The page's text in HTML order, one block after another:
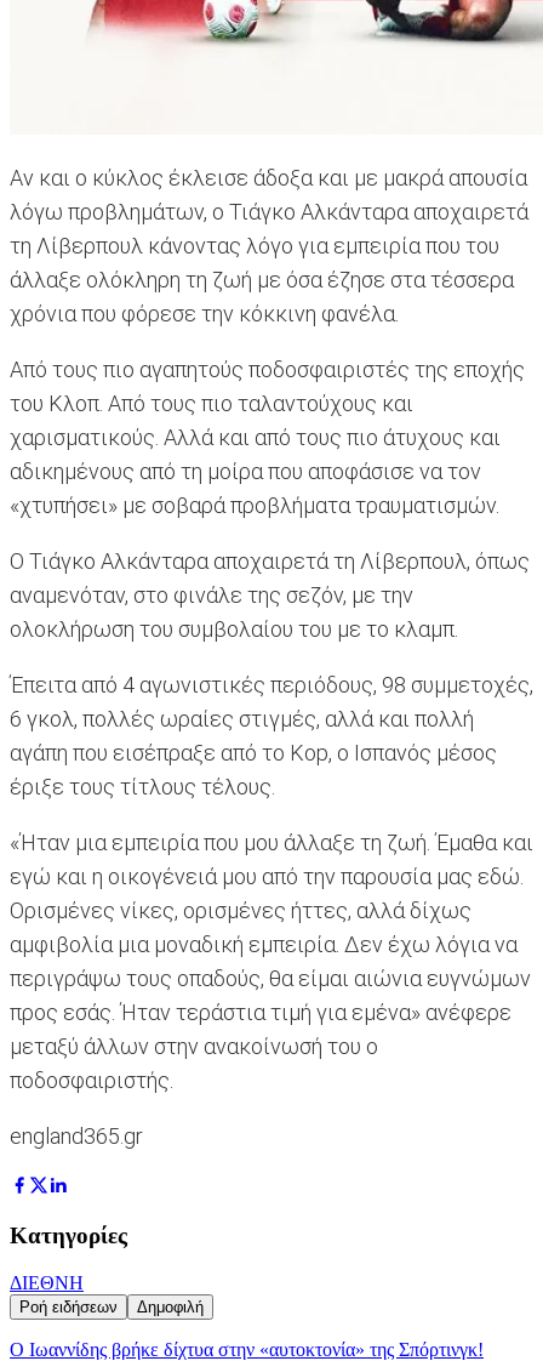
Αν και ο κύκλος έκλεισε άδοξα και με μακρά απουσία
λόγω προβλημάτων, ο Τιάγκο Αλκάνταρα αποχαιρετά
τη Λίβερπουλ κάνοντας λόγο για εμπειρία που του
άλλαξε ολόκληρη τη ζωή με όσα έζησε στα τέσσερα
χρόνια που φόρεσε την κόκκινη φανέλα.
Από τους πιο αγαπητούς ποδοσφαιριστές της εποχής
του Κλοπ. Από τους πιο ταλαντούχους και
χαρισματικούς. Αλλά και από τους πιο άτυχους και
αδικημένους από τη μοίρα που αποφάσισε να τον
«χτυπήσει» με σοβαρά προβλήματα τραυματισμών.
Ο Τιάγκο Αλκάνταρα αποχαιρετά τη Λίβερπουλ, όπως
αναμενόταν, στο φινάλε της σεζόν, με την
ολοκλήρωση του συμβολαίου του με το κλαμπ.
Έπειτα από 4 αγωνιστικές περιόδους, 98 συμμετοχές,
6 γκολ, πολλές ωραίες στιγμές, αλλά και πολλή
αγάπη που εισέπραξε από το Kop, ο Ισπανός μέσος
έριξε τους τίτλους τέλους.
«Ήταν μια εμπειρία που μου άλλαξε τη ζωή. Έμαθα και
εγώ και η οικογένειά μου από την παρουσία μας εδώ.
Ορισμένες νίκες, ορισμένες ήττες, αλλά δίχως
αμφιβολία μια μοναδική εμπειρία. Δεν έχω λόγια να
περιγράψω τους οπαδούς, θα είμαι αιώνια ευγνώμων
προς εσάς. Ήταν τεράστια τιμή για εμένα» ανέφερε
μεταξύ άλλων στην ανακοίνωσή του ο
ποδοσφαιριστής.
england365.gr
Κατηγορίες
ΔΙΕΘΝΗ
Ροή ειδήσεων Δημοφιλή
Ο Ιωαννίδης βρήκε δίχτυα στην «αυτοκτονία» της Σπόρτινγκ!